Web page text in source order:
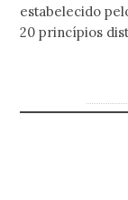
estabelecido
20 princípios